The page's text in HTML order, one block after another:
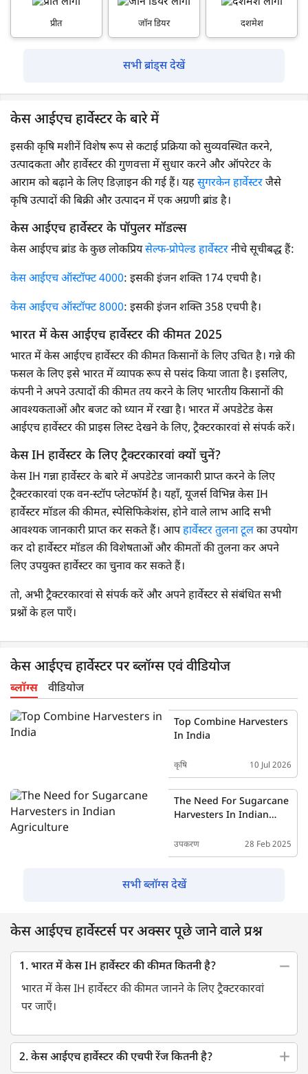
प्रीत जॉन डियर दशमेश
सभी ब्रांड्स देखें
केस आईएच हार्वेस्टर के बारे में
इसकी कृषि मशीनें विशेष रूप से कटाई प्रक्रिया को सुव्यवस्थित करने,
उत्पादकता और हार्वेस्टर की गुणवत्ता में सुधार करने और ऑपरेटर के
आराम को बढ़ाने के लिए डिज़ाइन की गई हैं। यहसुगरकेन हार्वेस्टरजैसे
कृषि उत्पादों की बिक्री और उत्पादन में एक अग्रणी ब्रांड है।
केस आईएच हार्वेस्टर के पॉपुलर मॉडल्स
केस आईएच ब्रांड के कुछ लोकप्रियसेल्फ-प्रोपेल्ड हार्वेस्टरनीचे सूचीबद्ध हैं:
केस आईएच ऑस्टॉफ्ट 4000: इसकी इंजन शक्ति 174 एचपी है।
केस आईएच ऑस्टॉफ्ट 8000: इसकी इंजन शक्ति 358 एचपी है।
भारत में केस आईएच हार्वेस्टर की कीमत 2025
भारत में केस आईएच हार्वेस्टर की कीमत किसानों के लिए उचित है। गन्ने की
फसल के लिए इसे भारत में व्यापक रूप से पसंद किया जाता है। इसलिए,
कंपनी ने अपने उत्पादों की कीमत तय करने के लिए भारतीय किसानों की
आवश्यकताओं और बजट को ध्यान में रखा है। भारत में अपडेटेड केस
आईएच हार्वेस्टर की प्राइस लिस्ट देखने के लिए, ट्रैक्टरकारवां से संपर्क करें।
केस IH हार्वेस्टर के लिए ट्रैक्टरकारवां क्यों चुनें?
केस IH गन्ना हार्वेस्टर के बारे में अपडेटेड जानकारी प्राप्त करने के लिए
ट्रैक्टरकारवां एक वन-स्टॉप प्लेटफॉर्म है। यहाँ, यूजर्स विभिन्न केस IH
हार्वेस्टर मॉडल की कीमत, स्पेसिफिकेशंस, होने वाले लाभ आदि सभी
आवश्यक जानकारी प्राप्त कर सकते हैं। आपहार्वेस्टर तुलना टूलका उपयोग
कर दो हार्वेस्टर मॉडल की विशेषताओं और कीमतों की तुलना कर अपने
लिए उपयुक्त हार्वेस्टर का चुनाव कर सकते हैं।
तो, अभी ट्रैक्टरकारवां से संपर्क करें और अपने हार्वेस्टर से संबंधित सभी
प्रश्नों के हल पाएँ।
केस आईएच हार्वेस्टर पर ब्लॉग्स एवं वीडियोज
ब्लॉग्स वीडियोज
Top Combine Harvesters
In India
कृषि 10 Jul 2026
The Need For Sugarcane
Harvesters In Indian
उपकरण 28 Feb 2025
सभी ब्लॉग्स देखें
केस आईएच हार्वेस्टर्स पर अक्सर पूछे जाने वाले प्रश्न
1. भारत में केस IH हार्वेस्टर की कीमत कितनी है?
भारत में केस IH हार्वेस्टर की कीमत जानने के लिए ट्रैक्टरकारवां
पर जाएँ।
2. केस आईएच हार्वेस्टर की एचपी रेंज कितनी है?